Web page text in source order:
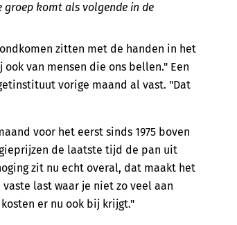
groep komt als volgende in de
zitten met de handen in het
van mensen die ons bellen." Een
vorige maand al vast. "Dat
voor het eerst sinds 1975 boven
de laatste tijd de pan uit
zit nu echt overal, dat maakt het
last waar je niet zo veel aan
er nu ook bij krijgt."